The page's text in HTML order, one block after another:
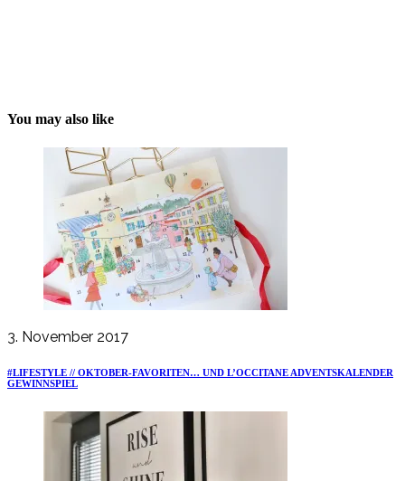
You may also like
3. November 2017
#LIFESTYLE // OKTOBER-FAVORITEN… UND L’OCCITANE ADVENTSKALENDER
GEWINNSPIEL